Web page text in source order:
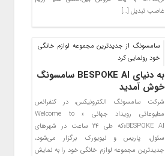
غاصب تبدیل […]
سامسونگ از جدیدترین مجموعه لوازم خانگی
خود رونمایی کرد
به دنیای BESPOKE AI سامسونگ
خوش آمدید
شرکت سامسونگ الکترونیکس، در کنفرانس
مطبوعاتی رویداد جهانی « Welcome to
BESPOKE AI»که طی ۲۴ ساعت در شهرهای
سئول، پاریس و نیویورک برگزار می‌شود،
جدیدترین مجموعه لوازم خانگی خود را به نمایش